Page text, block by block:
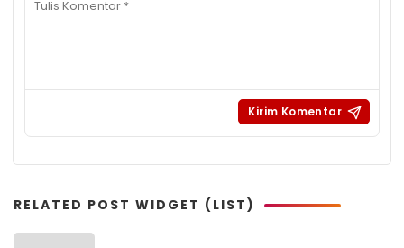
RELATED POST WIDGET (LIST)